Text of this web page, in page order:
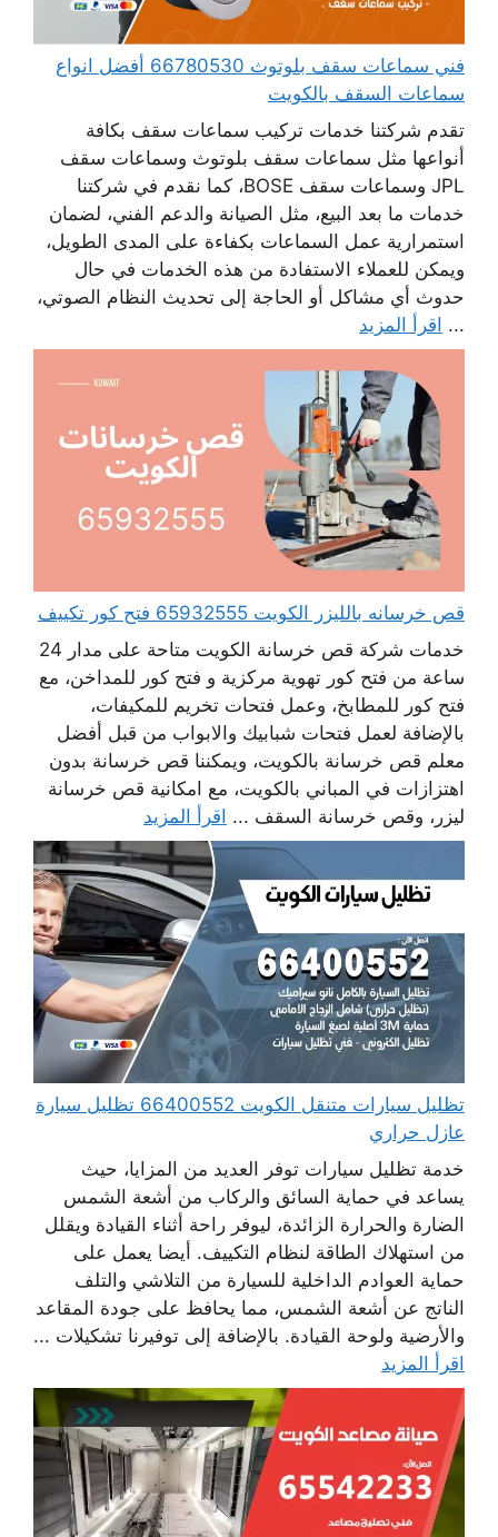
فني سماعات سقف بلوتوث 66780530 أفضل انواع
سماعات السقف بالكويت
تقدم شركتنا خدمات تركيب سماعات سقف بكافة
أنواعها مثل سماعات سقف بلوتوث وسماعات سقف
JPL وسماعات سقف BOSE، كما نقدم في شركتنا
خدمات ما بعد البيع، مثل الصيانة والدعم الفني، لضمان
استمرارية عمل السماعات بكفاءة على المدى الطويل،
ويمكن للعملاء الاستفادة من هذه الخدمات في حال
حدوث أي مشاكل أو الحاجة إلى تحديث النظام الصوتي،
... اقرأ المزيد
قص خرسانه بالليزر الكويت 65932555 فتح كور تكييف
خدمات شركة قص خرسانة الكويت متاحة على مدار 24
ساعة من فتح كور تهوية مركزية و فتح كور للمداخن، مع
فتح كور للمطابخ، وعمل فتحات تخريم للمكيفات،
بالإضافة لعمل فتحات شبابيك والابواب من قبل أفضل
معلم قص خرسانة بالكويت، ويمكننا قص خرسانة بدون
اهتزازات في المباني بالكويت، مع امكانية قص خرسانة
ليزر، وقص خرسانة السقف ... اقرأ المزيد
تظليل سيارات متنقل الكويت 66400552 تظليل سيارة
عازل حراري
خدمة تظليل سيارات توفر العديد من المزايا، حيث
يساعد في حماية السائق والركاب من أشعة الشمس
الضارة والحرارة الزائدة، ليوفر راحة أثناء القيادة ويقلل
من استهلاك الطاقة لنظام التكييف. أيضا يعمل على
حماية العوادم الداخلية للسيارة من التلاشي والتلف
الناتج عن أشعة الشمس، مما يحافظ على جودة المقاعد
والأرضية ولوحة القيادة. بالإضافة إلى توفيرنا تشكيلات ...
اقرأ المزيد